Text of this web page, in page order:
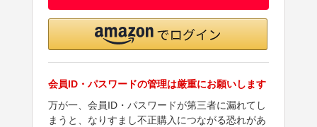
会員ID・パスワードの管理は厳重にお願いします
万が一、会員ID・パスワードが第三者に漏れてし
まうと、なりすまし不正購入につながる恐れがあ